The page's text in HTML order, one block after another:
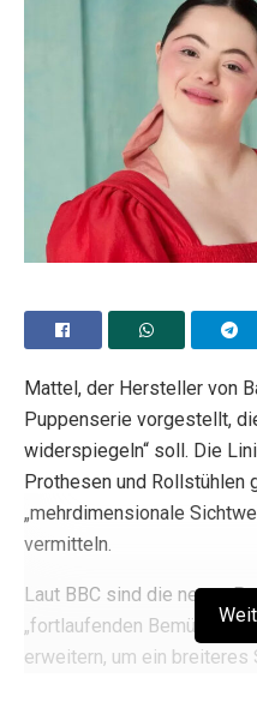
Mattel, der Hersteller von
Puppenserie vorgestellt,
widerspiegeln“ soll. Die
Prothesen und Rollstühlen
„mehrdimensionale
vermitteln.
Laut BBC sind die neuen
„fortlaufenden
erweitern, um ein breiteres